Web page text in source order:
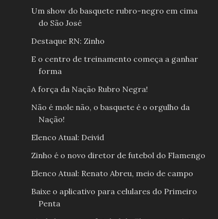
Um show do basquete rubro-negro em cima
do São José
Destaque RN: Zinho
E o centro de treinamento começa a ganhar
forma
A força da Nação Rubro Negra!
Não é mole não, o basquete é o orgulho da
Nação!
Elenco Atual: Deivid
Zinho é o novo diretor de futebol do Flamengo
Elenco Atual: Renato Abreu, meio de campo
Baixe o aplicativo para celulares do Primeiro
Penta